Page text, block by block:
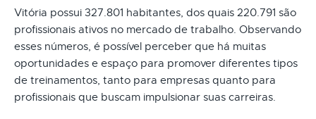
Vitória possui 327.801 habitantes, dos quais 220.791 são
profissionais ativos no mercado de trabalho. Observando
esses números, é possível perceber que há muitas
oportunidades e espaço para promover diferentes tipos
de treinamentos, tanto para empresas quanto para
profissionais que buscam impulsionar suas carreiras.